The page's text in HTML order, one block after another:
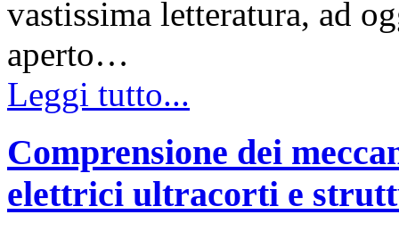
vastissima letteratura, ad
aperto…
Leggi tutto...
Comprensione dei
elettrici ultracorti e